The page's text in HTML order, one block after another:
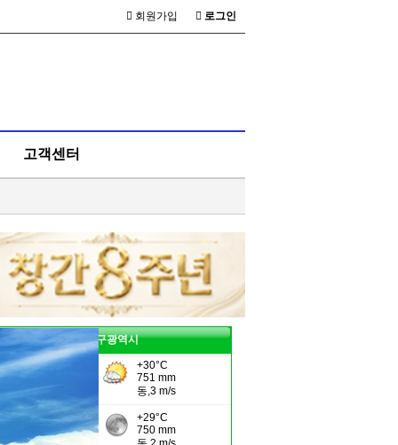
회원가입 로그인
고객센터
대구광역시